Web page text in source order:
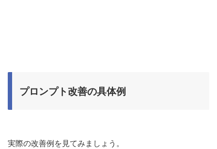
プロンプト改善の具体例
実際の改善例を見てみましょう。